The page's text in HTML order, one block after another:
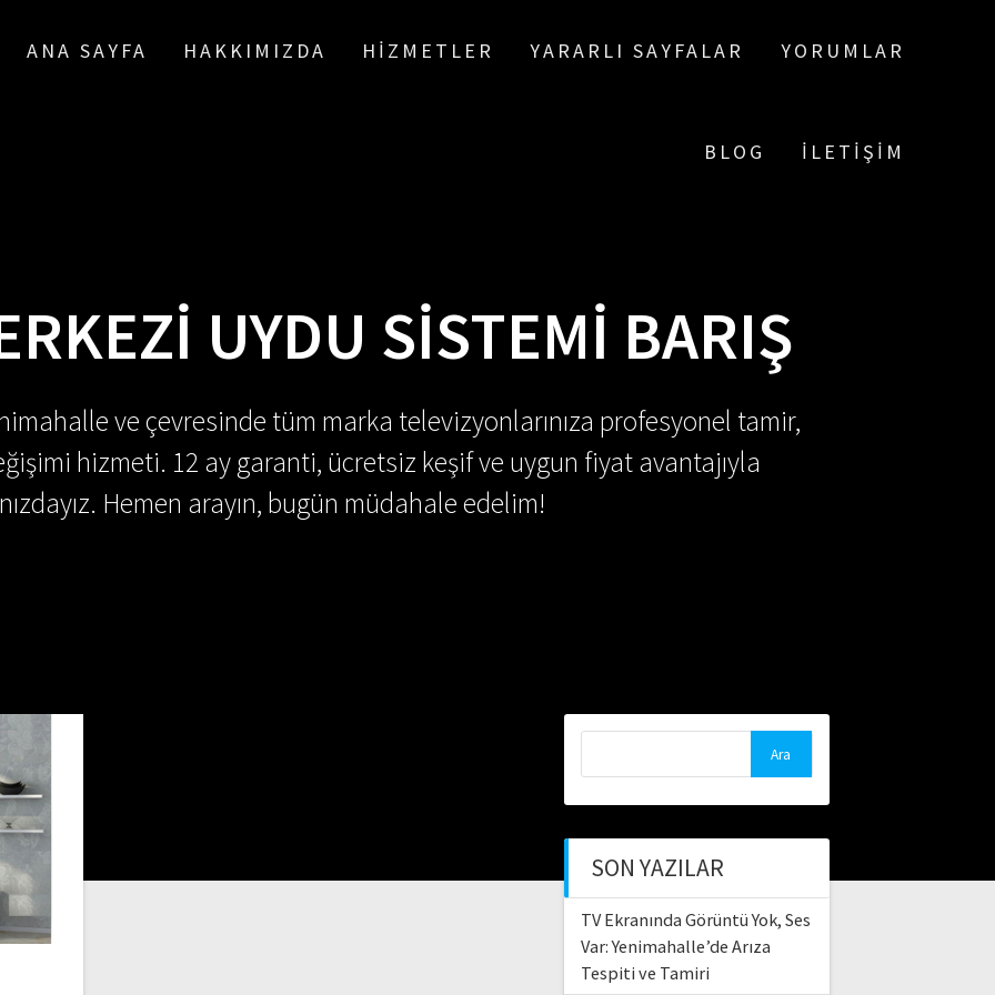
ANA SAYFA HAKKIMIZDA HIZMETLER YARARLI SAYFALAR YORUMLAR
BLOG İLETIŞIM
UYDU SISTEMI BARIŞ
ve çevresinde tüm marka televizyonlarınıza profesyonel tamir,
hizmeti. 12 ay garanti, ücretsiz keşif ve uygun fiyat avantajıyla
Hemen arayın, bugün müdahale edelim!
SON YAZILAR
TV Ekranında Görüntü Yok, Ses
Var: Yenimahalle’de Arıza
Tespiti ve Tamiri